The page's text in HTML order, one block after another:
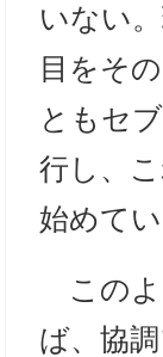
いない
目をそ
ともセ
行し、
始めてい
このよ
ば、協